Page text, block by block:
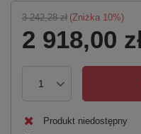
3 242,28 zł (Zniżka 10%)
2 918,00
Produkt niedostępny